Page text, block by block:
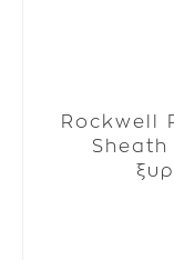
Rockwell
Sheath